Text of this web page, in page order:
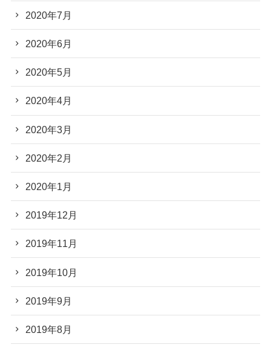
2020年7月
2020年6月
2020年5月
2020年4月
2020年3月
2020年2月
2020年1月
2019年12月
2019年11月
2019年10月
2019年9月
2019年8月